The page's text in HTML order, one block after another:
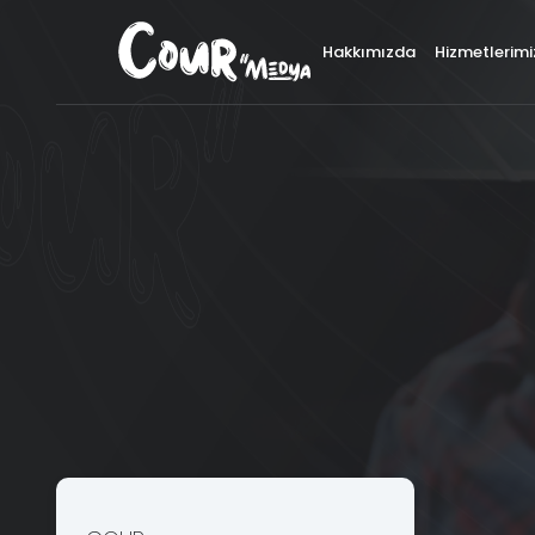
Hakkımızda
Logo ve Kurumsal Kimlik
×